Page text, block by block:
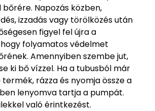
Napozás közben,
izzadás vagy törölközés után
figyel fel újra a
folyamatos védelmet
Amennyiben szembe jut,
ki bő vízzel. Ha a tubusból már
rázza és nyomja össze a
lenyomva tartja a pumpát.
való érintkezést.